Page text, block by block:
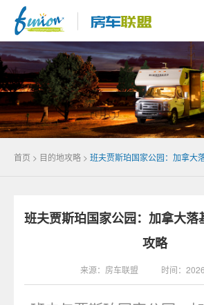
首页 > 目的地攻略 > 班夫贾斯珀国家公园：加拿大
班夫贾斯珀国家公园：加拿大落
攻略
来源：房车联盟 时间：